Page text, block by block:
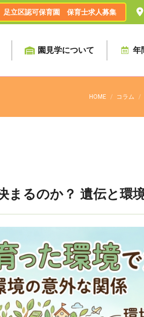
足立区認可保育園 保育士求人募集
園見学について 年
HOME コラム
まるのか？ 遺伝と環